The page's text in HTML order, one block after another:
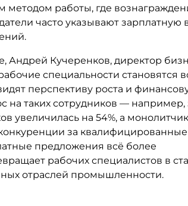
методом работы, где
часто указывают зарплатную
Андрей Кучеренков, директор
специальности становятся
перспективу роста и
на таких сотрудников — например,
увеличилась на 54%, а
за
предложения всё более
рабочих специалистов в
отраслей промышленности.